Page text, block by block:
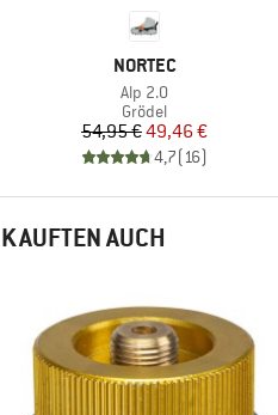
MARKE
NORTEC
Artikel
Alp 2.0
Produktgruppe
Grödel
Preis
54,95 €reduzierter Preis
49,46 €
4,7(16)
AUCH